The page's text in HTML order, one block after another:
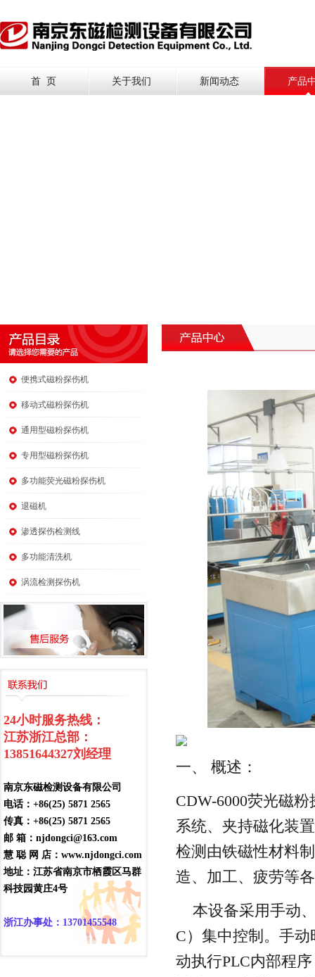
首 页 关于我们 新闻动态 产品
便携式磁粉探伤机
移动式磁粉探伤机
通用型磁粉探伤机
专用型磁粉探伤机
多功能荧光磁粉探伤机
退磁机
渗透探伤检测线
多功能清洗机
涡流检测探伤机
24小时服务热线：
江苏浙江总部：
13851644327刘经理
南京东磁检测设备有限公司
电话：+86(25) 5871 2565
传真：+86(25) 5871 2565
邮 箱：njdongci@163.com
慧 聪 网 店：www.njdongci.com
地址：江苏省南京市栖霞区马群
科技园黄庄4号
浙江办事处：13701455548
一、 概述：
CDW-6000荧光磁
系统、夹持磁化装
检测由铁磁性材料
造、加工、疲劳等
本设备采用手动
C）集中控制。手
动执行PLC内部程